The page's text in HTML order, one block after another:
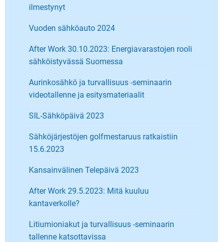
ilmestynyt
Vuoden sähköauto 2024
After Work 30.10.2023: Energiavarastojen rooli
sähköistyvässä Suomessa
Aurinkosähkö ja turvallisuus -seminaarin
videotallenne ja esitysmateriaalit
SIL-Sähköpäivä 2023
Sähköjärjestöjen golfmestaruus ratkaistiin
15.6.2023
Kansainvälinen Telepäivä 2023
After Work 29.5.2023: Mitä kuuluu
kantaverkolle?
Litiumioniakut ja turvallisuus -seminaarin
tallenne katsottavissa